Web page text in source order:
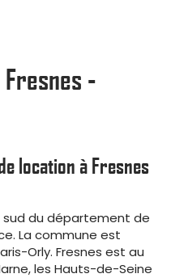
-
location à Fresnes
sud du département de
La commune est
Orly. Fresnes est au
les Hauts-de-Seine